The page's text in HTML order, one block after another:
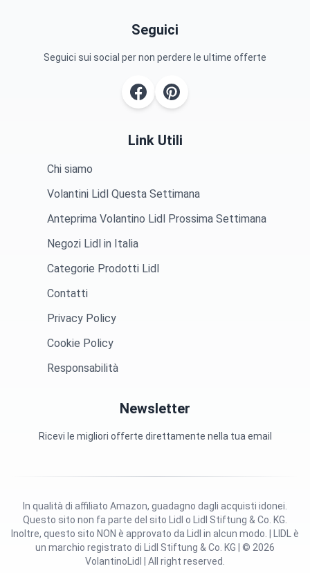
Seguici
Seguici sui social per non perdere le ultime offerte
Link Utili
Chi siamo
Volantini Lidl Questa Settimana
Anteprima Volantino Lidl Prossima Settimana
Negozi Lidl in Italia
Categorie Prodotti Lidl
Contatti
Privacy Policy
Cookie Policy
Responsabilità
Newsletter
Ricevi le migliori offerte direttamente nella tua email
Questo sito non fa parte del sito Lidl o Lidl Stiftung & Co. KG.
Inoltre, questo sito NON è approvato da Lidl in alcun modo. | LIDL è
un marchio registrato di Lidl Stiftung & Co. KG | © 2026
VolantinoLidl | All right reserved.
In qualità di affiliato Amazon, guadagno dagli acquisti idonei.